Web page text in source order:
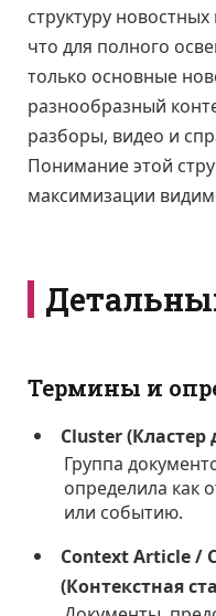
структуру
что для полного
только основные
разнообразный
разборы, видео и
Понимание этой
максимизации
Термины и
Cluster
Группа
определила как
или событию.
Context Article /
(Контекстная